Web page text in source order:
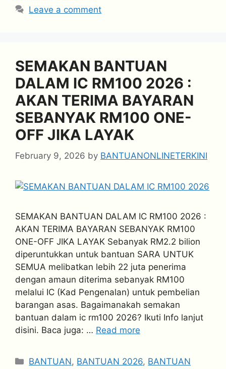
Leave a comment
SEMAKAN BANTUAN
DALAM IC RM100 2026 :
AKAN TERIMA BAYARAN
SEBANYAK RM100 ONE-
OFF JIKA LAYAK
February 9, 2026 by BANTUANONLINETERKINI
SEMAKAN BANTUAN DALAM IC RM100 2026 :
AKAN TERIMA BAYARAN SEBANYAK RM100
ONE-OFF JIKA LAYAK Sebanyak RM2.2 bilion
diperuntukkan untuk bantuan SARA UNTUK
SEMUA melibatkan lebih 22 juta penerima
dengan amaun diterima sebanyak RM100
melalui IC (Kad Pengenalan) untuk pembelian
barangan asas. Bagaimanakah semakan
bantuan dalam ic rm100 2026? Ikuti Info lanjut
disini. Baca juga: … Read more
Categories
BANTUAN, BANTUAN 2026, BANTUAN